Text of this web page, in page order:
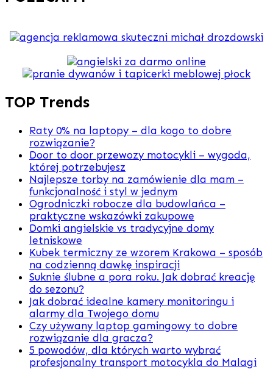
TOP Trends
Raty 0% na laptopy – dla kogo to dobre
rozwiązanie?
Door to door przewozy motocykli – wygoda,
której potrzebujesz
Najlepsze torby na zamówienie dla mam –
funkcjonalność i styl w jednym
Ogrodniczki robocze dla budowlańca –
praktyczne wskazówki zakupowe
Domki angielskie vs tradycyjne domy
letniskowe
Kubek termiczny ze wzorem Krakowa – sposób
na codzienną dawkę inspiracji
Suknie ślubne a pora roku. Jak dobrać kreację
do sezonu?
Jak dobrać idealne kamery monitoringu i
alarmy dla Twojego domu
Czy używany laptop gamingowy to dobre
rozwiązanie dla gracza?
5 powodów, dla których warto wybrać
profesjonalny transport motocykla do Malagi